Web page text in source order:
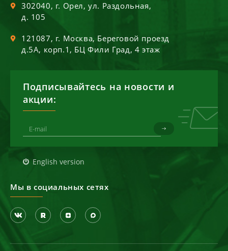
302040, г. Орел,ул. Раздольная,
д. 105
121087, г. Москва, Береговой проезд
д.5А, корп.1, БЦ Фили Град, 4 этаж
Подписывайтесь на новости и
акции:
English version
Мы в социальных сетях